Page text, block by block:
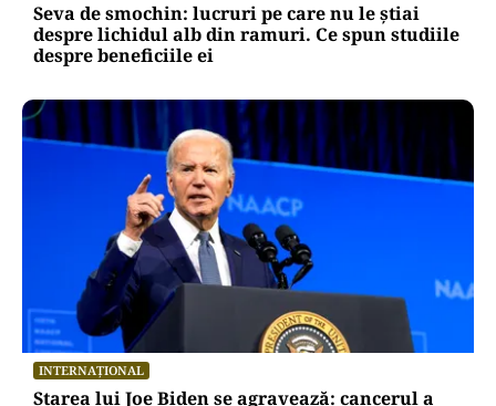
Seva de smochin: lucruri pe care nu le știai
despre lichidul alb din ramuri. Ce spun studiile
despre beneficiile ei
INTERNAȚIONAL
Starea lui Joe Biden se agravează: cancerul a